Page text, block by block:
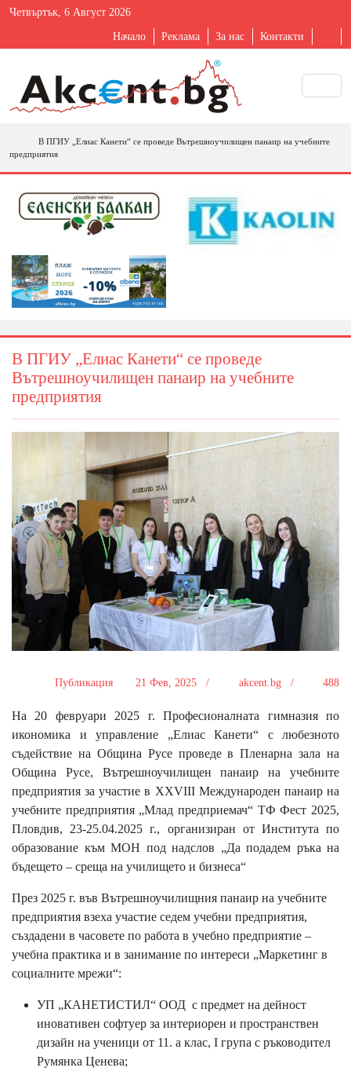
Четвъртък, 6 Август 2026
Начало Реклама За нас Контакти
В ПГИУ „Елиас Канети“ се проведе Вътрешноучилищен панаир на учебните
предприятия
В ПГИУ „Елиас Канети“ се проведе
Вътрешноучилищен панаир на учебните
предприятия
Публикация 21 Фев, 2025 / akcent.bg / 488
На 20 февруари 2025 г. Професионалната гимназия по
икономика и управление „Елиас Канети“ с любезното
съдействие на Община Русе проведе в Пленарна зала на
Община Русе, Вътрешноучилищен панаир на учебните
предприятия за участие в XXVIII Международен панаир на
учебните предприятия „Млад предприемач“ ТФ Фест 2025,
Пловдив, 23-25.04.2025 г., организиран от Института по
образование към МОН под надслов „Да подадем ръка на
бъдещето – среща на училището и бизнеса“
През 2025 г. във Вътрешноучилищния панаир на учебните
предприятия взеха участие седем учебни предприятия,
създадени в часовете по работа в учебно предприятие –
учебна практика и в занимание по интереси „Маркетинг в
социалните мрежи“:
УП „КАНЕТИСТИЛ“ ООД с предмет на дейност
иновативен софтуер за интериорен и пространствен
дизайн на ученици от 11. а клас, I група с ръководител
Румянка Ценева;